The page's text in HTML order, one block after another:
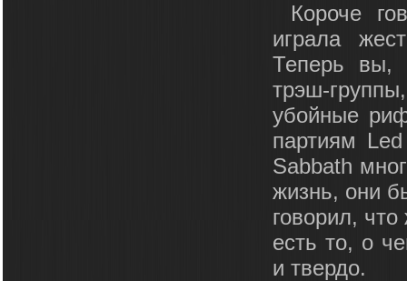
Короче
играла
Теперь вы,
трэш-
убойные
партиям
Sabbath
жизнь, они
говорил,
есть то, о
и твердо.